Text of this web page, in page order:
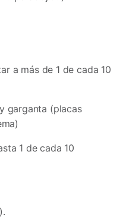
a más de 1 de cada 10
garganta (placas
1 de cada 10